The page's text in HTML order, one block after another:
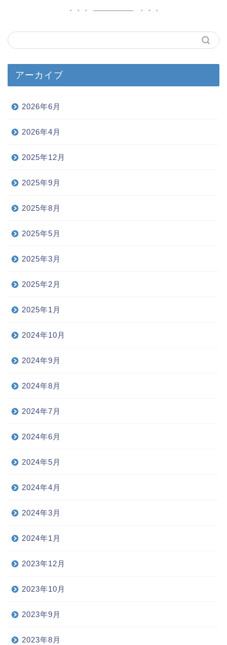
アーカイブ
2026年6月
2026年4月
2025年12月
2025年9月
2025年8月
2025年5月
2025年3月
2025年2月
2025年1月
2024年10月
2024年9月
2024年8月
2024年7月
2024年6月
2024年5月
2024年4月
2024年3月
2024年1月
2023年12月
2023年10月
2023年9月
2023年8月